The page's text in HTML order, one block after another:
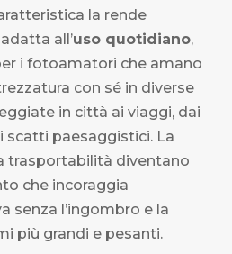
la rende
all’uso quotidiano,
i fotoamatori che amano
con sé in diverse
in città ai viaggi, dai
paesaggistici. La
trasportabilità diventano
che incoraggia
senza l’ingombro e la
più grandi e pesanti.